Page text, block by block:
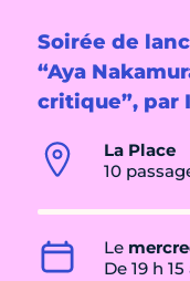
Soirée de
“Aya
critique”, par
La Place
10
Le
De 19 h